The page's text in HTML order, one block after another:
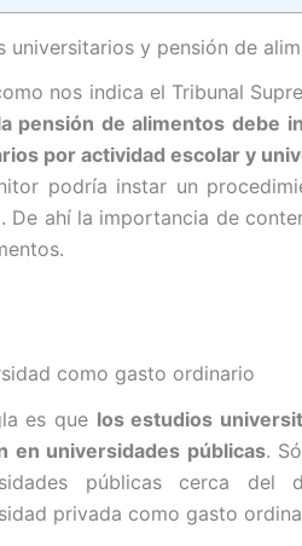
universitarios y pensión de
nos indica el Tribunal
pensión de alimentos debe
por actividad escolar y
podría instar un
De ahí la importancia de
como gasto ordinario
es que los estudios
en universidades públicas.
públicas cerca del
privada como gasto